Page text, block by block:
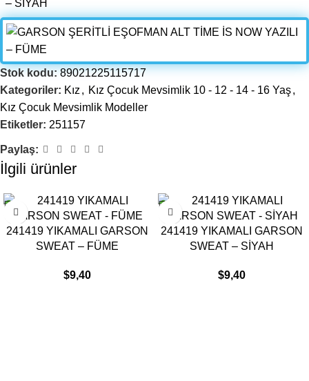
Stok kodu:89021225115717
Kategoriler: Kız , Kız Çocuk Mevsimlik 10 - 12 - 14 - 16 Yaş,
Kız Çocuk Mevsimlik Modeller
Etiketler: 251157
Paylaş:
İlgili ürünler
241419 YIKAMALI GARSON
SWEAT – FÜME
$9,40
241419 YIKAMALI GARSON
SWEAT – SİYAH
$9,40